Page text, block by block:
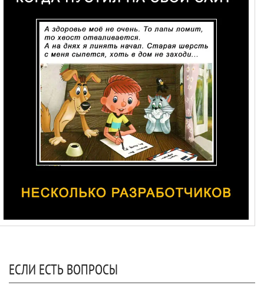
ЕСЛИ ЕСТЬ ВОПРОСЫ